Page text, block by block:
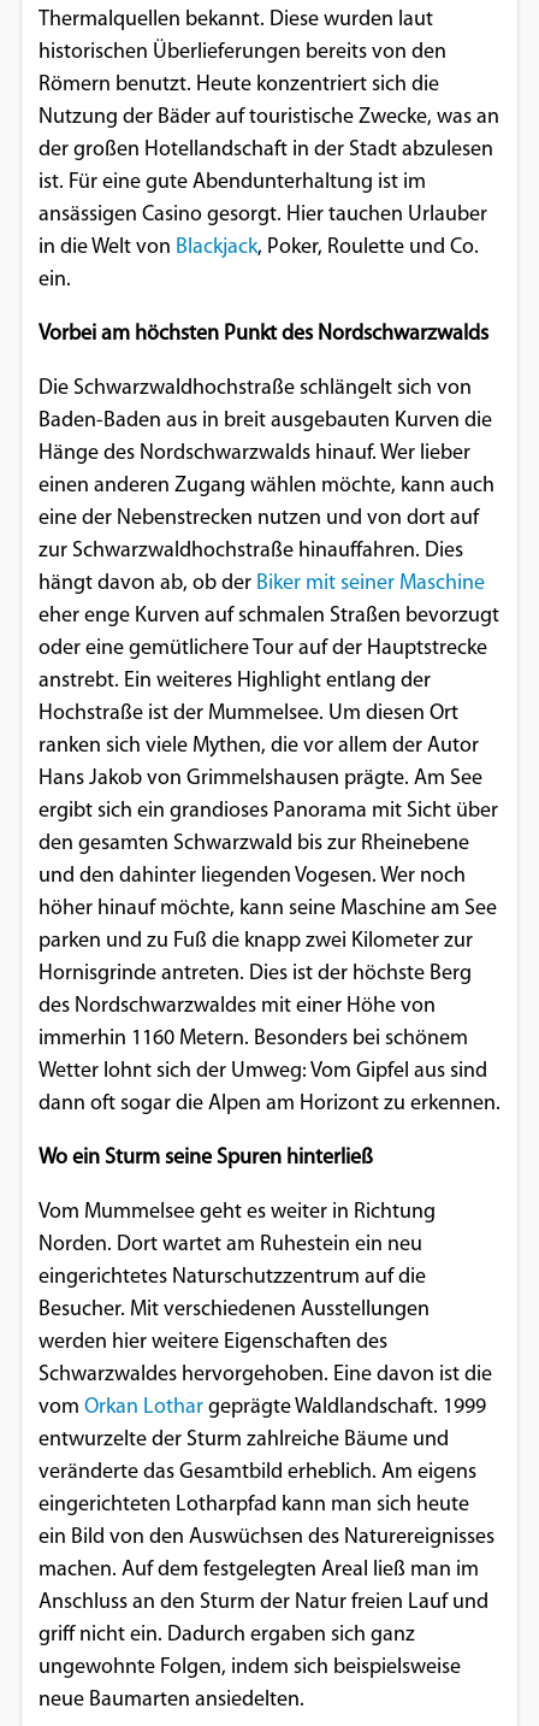
Thermalquellen bekannt. Diese wurden laut
historischen Überlieferungen bereits von den
Römern benutzt. Heute konzentriert sich die
Nutzung der Bäder auf touristische Zwecke, was an
der großen Hotellandschaft in der Stadt abzulesen
ist. Für eine gute Abendunterhaltung ist im
ansässigen Casino gesorgt. Hier tauchen Urlauber
in die Welt von Blackjack, Poker, Roulette und Co.
ein.
Vorbei am höchsten Punkt des Nordschwarzwalds
Die Schwarzwaldhochstraße schlängelt sich von
Baden-Baden aus in breit ausgebauten Kurven die
Hänge des Nordschwarzwalds hinauf. Wer lieber
einen anderen Zugang wählen möchte, kann auch
eine der Nebenstrecken nutzen und von dort auf
zur Schwarzwaldhochstraße hinauffahren. Dies
hängt davon ab, ob der Biker mit seiner Maschine
eher enge Kurven auf schmalen Straßen bevorzugt
oder eine gemütlichere Tour auf der Hauptstrecke
anstrebt. Ein weiteres Highlight entlang der
Hochstraße ist der Mummelsee. Um diesen Ort
ranken sich viele Mythen, die vor allem der Autor
Hans Jakob von Grimmelshausen prägte. Am See
ergibt sich ein grandioses Panorama mit Sicht über
den gesamten Schwarzwald bis zur Rheinebene
und den dahinter liegenden Vogesen. Wer noch
höher hinauf möchte, kann seine Maschine am See
parken und zu Fuß die knapp zwei Kilometer zur
Hornisgrinde antreten. Dies ist der höchste Berg
des Nordschwarzwaldes mit einer Höhe von
immerhin 1160 Metern. Besonders bei schönem
Wetter lohnt sich der Umweg: Vom Gipfel aus sind
dann oft sogar die Alpen am Horizont zu erkennen.
Wo ein Sturm seine Spuren hinterließ
Vom Mummelsee geht es weiter in Richtung
Norden. Dort wartet am Ruhestein ein neu
eingerichtetes Naturschutzzentrum auf die
Besucher. Mit verschiedenen Ausstellungen
werden hier weitere Eigenschaften des
Schwarzwaldes hervorgehoben. Eine davon ist die
vom Orkan Lothargeprägte Waldlandschaft. 1999
entwurzelte der Sturm zahlreiche Bäume und
veränderte das Gesamtbild erheblich. Am eigens
eingerichteten Lotharpfad kann man sich heute
ein Bild von den Auswüchsen des Naturereignisses
machen. Auf dem festgelegten Areal ließ man im
Anschluss an den Sturm der Natur freien Lauf und
griff nicht ein. Dadurch ergaben sich ganz
ungewohnte Folgen, indem sich beispielsweise
neue Baumarten ansiedelten.
Vimeo
Google Maps
Anbieter:
Google